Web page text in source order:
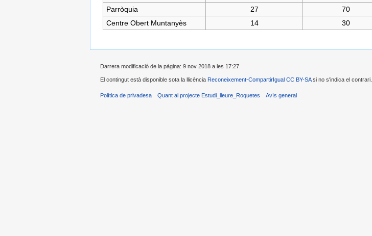
Parròquia
27 70
Centre Obert Muntanyès
14 30
Darrera modificació de la pàgina: 9 nov 2018 a les 17:27.
El contingut està disponible sota la llicència Reconeixement-CompartirIgual CC BY-SAsi no s'indica el contrari.
Política de privadesa Quant al projecte Estudi_lleure_Roquetes Avís general